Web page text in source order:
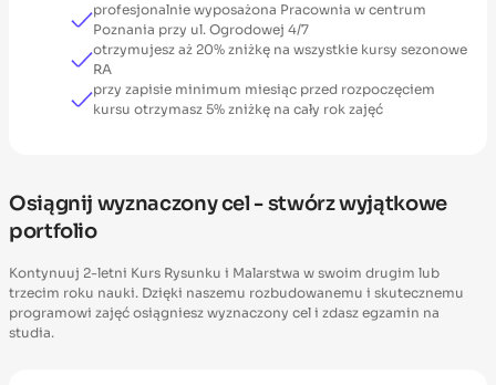
profesjonalnie wyposażona Pracownia w centrum
Poznania przy ul. Ogrodowej 4/7
otrzymujesz aż 20% zniżkę na wszystkie kursy sezonowe
RA
przy zapisie minimum miesiąc przed rozpoczęciem
kursu otrzymasz 5% zniżkę na cały rok zajęć
Osiągnij wyznaczony cel - stwórz wyjątkowe
portfolio
Kontynuuj 2-letni Kurs Rysunku i Malarstwa w swoim drugim lub
trzecim roku nauki. Dzięki naszemu rozbudowanemu i skutecznemu
programowi zajęć osiągniesz wyznaczony cel i zdasz egzamin na
studia.